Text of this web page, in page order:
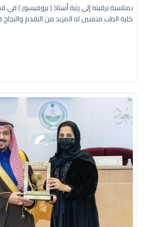
بمناسبة ترقيته إلى رتبة أستاذ ( بروفيسور )
كلية الطب متمنين له المزيد من التقدم